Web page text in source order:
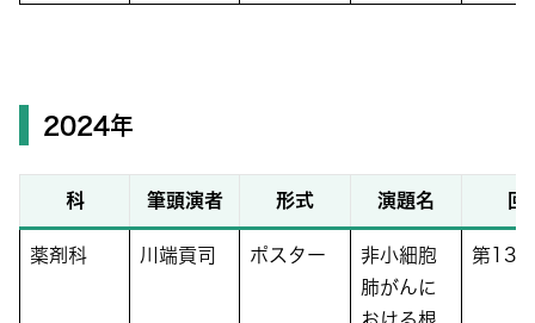
2024年
科 筆頭演者 形式 演題名 回
薬剤科 川端貢司 ポスター
非小細胞
肺がんに
第13回